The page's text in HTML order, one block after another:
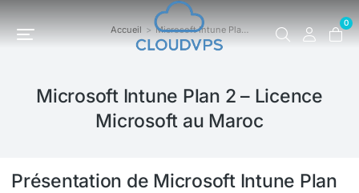
0
Vous êtes ici : Accueil Microsoft Intune Pla…
Microsoft Intune Plan 2 – Licence
Microsoft au Maroc
Présentation de Microsoft Intune Plan